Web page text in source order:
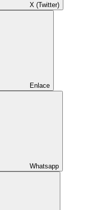
X (Twitter)
Enlace
Whatsapp